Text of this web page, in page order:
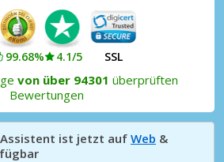
99.68% 4.1/5 SSL
von über 94301 überprüften
Bewertungen
Assistent ist jetzt auf Web &